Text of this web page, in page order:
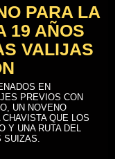
PARA LA
19 AÑOS
VALIJAS
EN
PREVIOS CON
UN NOVENO
QUE LOS
Y UNA RUTA DEL
SUIZAS.